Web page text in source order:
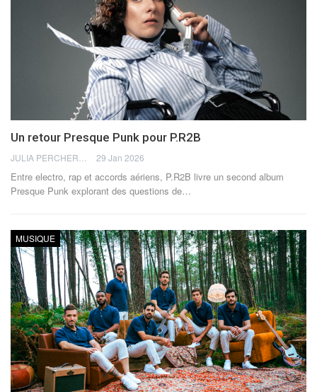
Un retour Presque Punk pour P.R2B
29 Jan 2026
Entre electro, rap et accords aériens, P.R2B livre un second album
Presque Punk explorant des questions de…
MUSIQUE